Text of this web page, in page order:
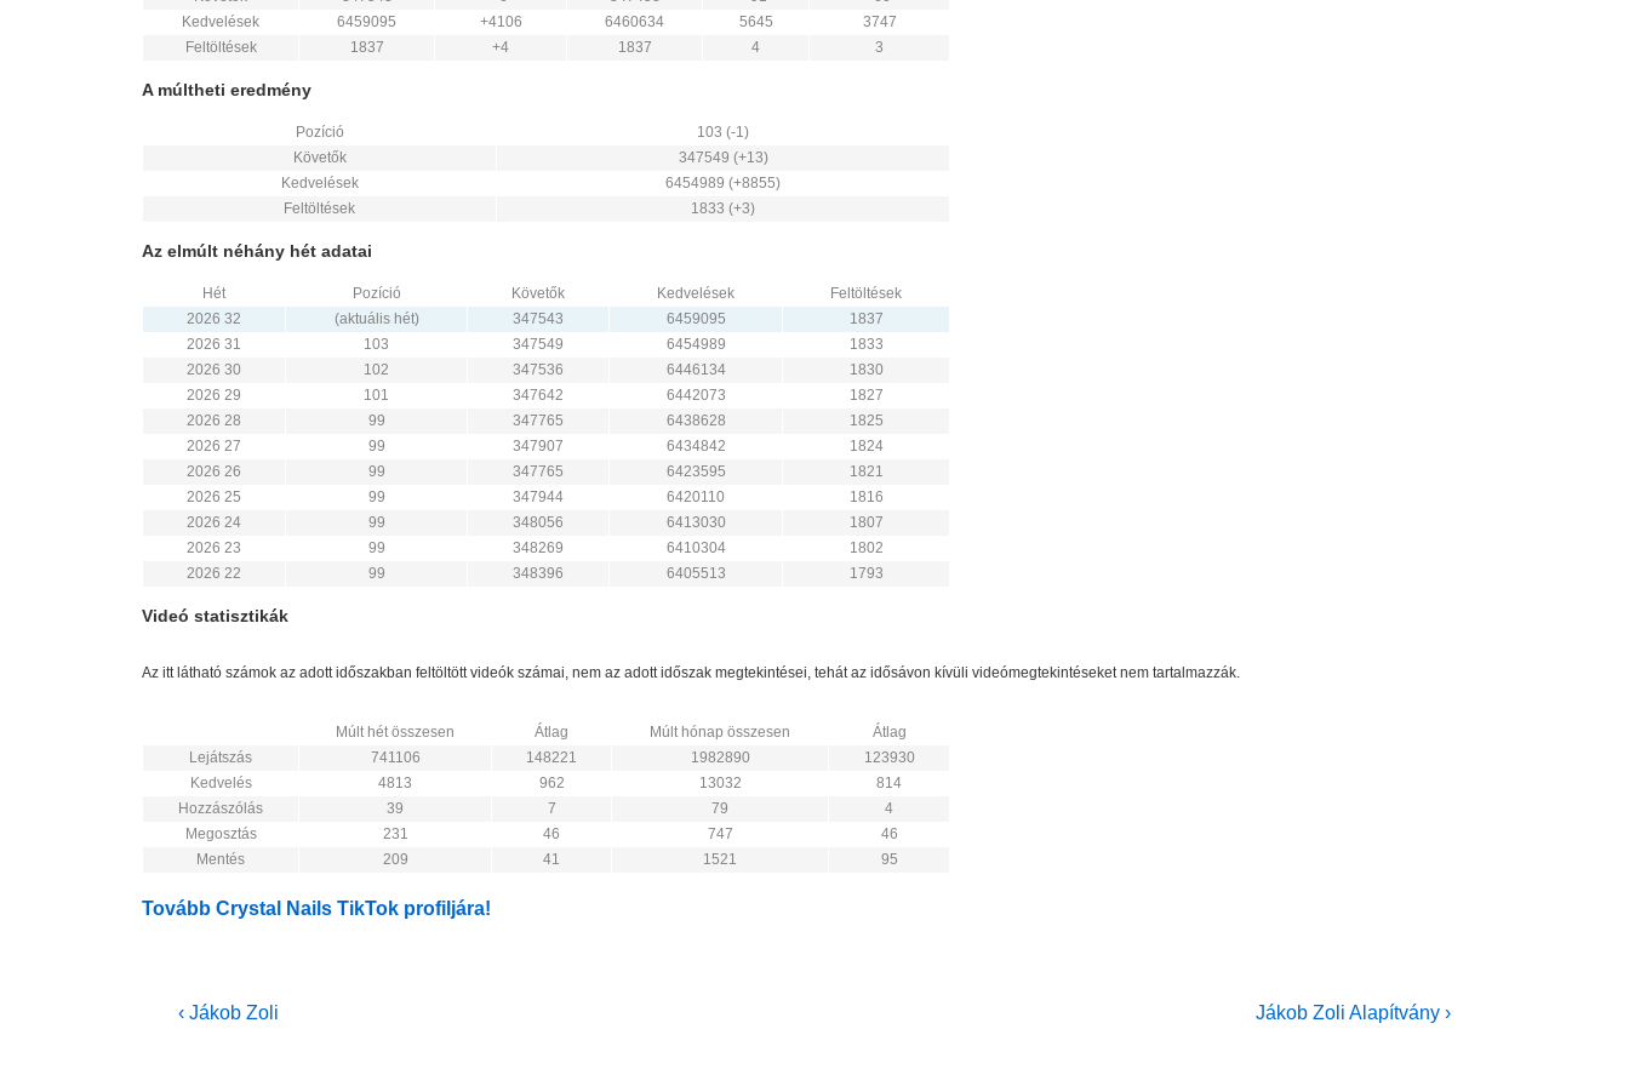
Kedvelések
6459095 +4106 6460634 5645
3747
Feltöltések
1837 +4 1837 4 3
A múltheti eredmény
Pozíció
103 (-1)
Követők
347549 (+13)
Kedvelések
6454989 (+8855)
Feltöltések
1833 (+3)
Az elmúlt néhány hét adatai
Hét Pozíció Követők Kedvelések
Feltöltések
2026 32
(aktuális hét) 347543 6459095
1837
2026 31
103 347549 6454989
1833
2026 30
102 347536 6446134
1830
2026 29
101 347642 6442073
1827
2026 28
99 347765 6438628
1825
2026 27
99 347907 6434842
1824
2026 26
99 347765 6423595
1821
2026 25
99 347944 6420110
1816
2026 24
99 348056 6413030
1807
2026 23
99 348269 6410304
1802
2026 22
99 348396 6405513 1793
Videó statisztikák
Az itt látható számok az adott időszakban feltöltött videók számai, nem az adott időszak megtekintései, tehát az idősávon kívüli videómegtekintéseket nem tartalmazzák.
Múlt hét összesen Átlag Múlt hónap összesen
Átlag
Lejátszás
741106 148221 1982890
123930
Kedvelés
4813 962 13032
814
Hozzászólás
39 7 79
4
Megosztás
231 46 747
46
Mentés
209 41 1521 95
Tovább Crystal Nails TikTok profiljára!
Bejegyzés
Previous
‹ Jákob Zoli
Next
Jákob Zoli Alapítvány ›